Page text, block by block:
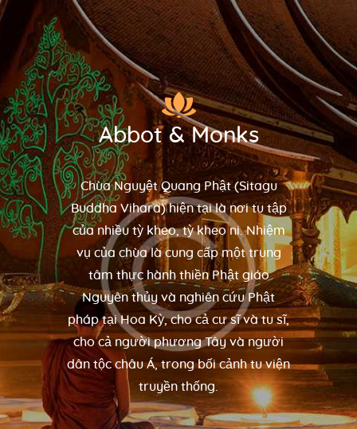
Abbot & Monks
Chùa Nguyệt Quang Phật (Sitagu
Buddha Vihara) hiện tại là nơi tu tập
của nhiều tỳ kheo, tỳ kheo ni. Nhiệm
vụ của chùa là cung cấp một trung
tâm thực hành thiền Phật giáo
Nguyên thủy và nghiên cứu Phật
pháp tại Hoa Kỳ, cho cả cư sĩ và tu sĩ,
cho cả người phương Tây và người
dân tộc châu Á, trong bối cảnh tu viện
truyền thống.